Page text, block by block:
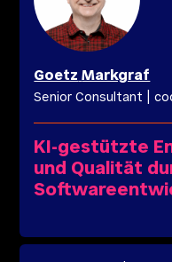
Goetz Markgraf
Senior Consultant |
KI-gestützte
und Qualität